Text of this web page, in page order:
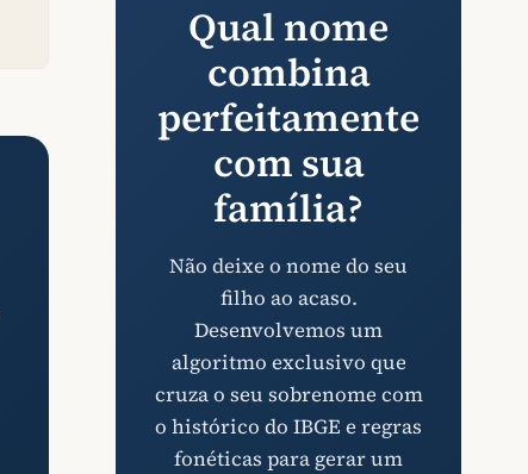
Qual nome
combina
perfeitamente
com sua
família?
Não deixe o nome do seu
filho ao acaso.
Desenvolvemos um
algoritmo exclusivo que
cruza o seu sobrenome com
o histórico do IBGE e regras
fonéticas para gerar um